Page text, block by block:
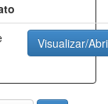
Visualizar/